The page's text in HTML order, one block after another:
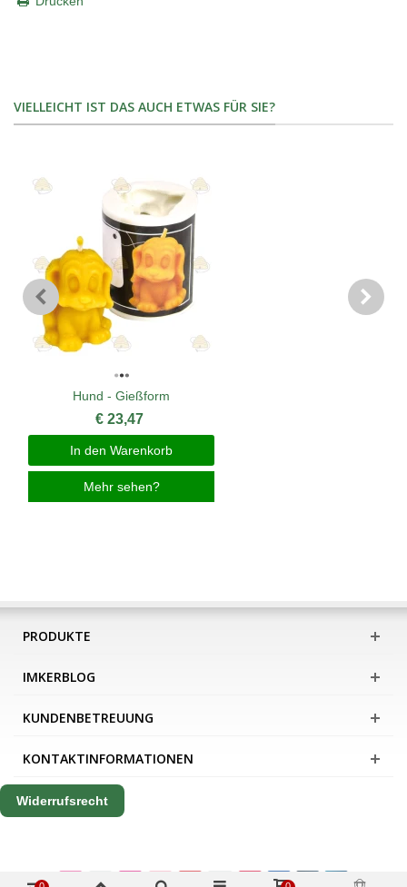
VIELLEICHT IST DAS AUCH ETWAS FÜR SIE?
Hund - Gießform
€ 23,47
In den Warenkorb
Mehr sehen?
PRODUKTE
IMKERBLOG
KUNDENBETREUUNG
KONTAKTINFORMATIONEN
Widerrufsrecht